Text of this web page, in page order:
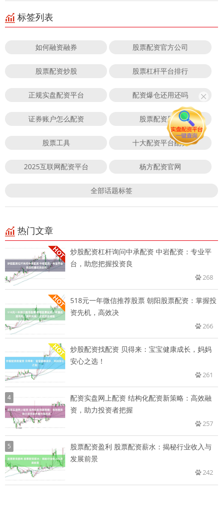
标签列表
如何融资融券 股票配资官方公司
股票配资炒股 股票杠杆平台排行
正规实盘配资平台 配资爆仓还用还吗
证券账户怎么配资 股票配资风险
股票工具 十大配资平台配资
2025互联网配资平台 杨方配资官网
全部话题标签
热门文章
炒股配资杠杆询问中承配资 中岩配资：专业平
台，助您把握投资良
268
518元一年微信推荐股票 朝阳股票配资：掌握投
资先机，高效决
266
炒股配资找配资 贝得来：宝宝健康成长，妈妈
安心之选！
261
4
配资实盘网上配资 结构化配资新策略：高效融
资，助力投资者把握
257
5
股票配资盈利 股票配资薪水：揭秘行业收入与
发展前景
242